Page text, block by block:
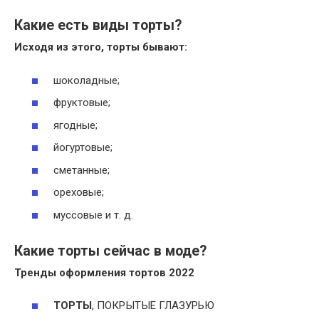
Какие есть виды торты?
Исходя из этого, торты бывают:
шоколадные;
фруктовые;
ягодные;
йогуртовые;
сметанные;
ореховые;
муссовые и т. д.
Какие торты сейчас в моде?
Тренды оформления тортов 2022
ТОРТЫ, ПОКРЫТЫЕ ГЛАЗУРЬЮ